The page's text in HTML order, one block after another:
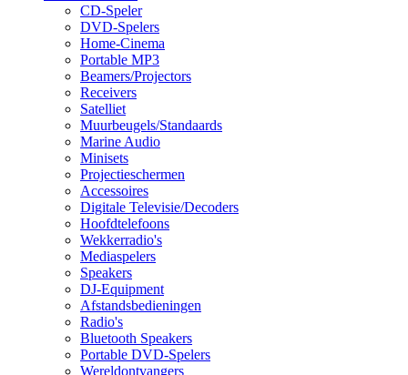
CD-Speler
DVD-Spelers
Home-Cinema
Portable MP3
Beamers/Projectors
Receivers
Satelliet
Muurbeugels/Standaards
Marine Audio
Minisets
Projectieschermen
Accessoires
Digitale Televisie/Decoders
Hoofdtelefoons
Wekkerradio's
Mediaspelers
Speakers
DJ-Equipment
Afstandsbedieningen
Radio's
Bluetooth Speakers
Portable DVD-Spelers
Wereldontvangers